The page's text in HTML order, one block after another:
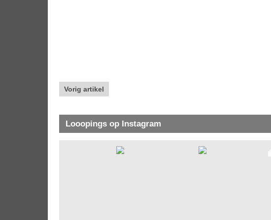
Vorig artikel
Looopings op Instagram